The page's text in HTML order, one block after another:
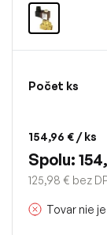
Počet ks
154,96 € / ks
Spolu:
125,98 € bez
Tovar nie